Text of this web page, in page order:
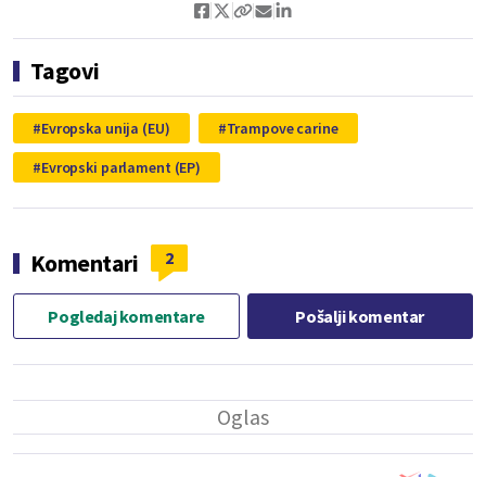
Tagovi
Evropska unija (EU)
Trampove carine
Evropski parlament (EP)
Komentari 2
Pogledaj komentare Pošalji komentar